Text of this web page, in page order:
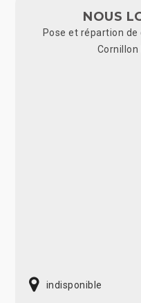
NOUS
Pose et répartion
Cornillon
indisponible